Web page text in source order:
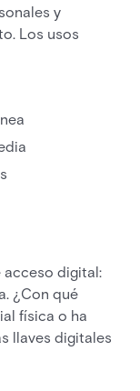
y
Los usos
acceso digital:
¿Con qué
física o ha
llaves digitales